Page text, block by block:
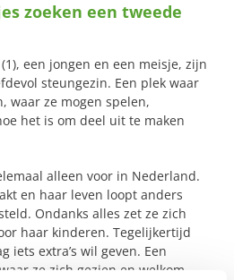
zoeken een tweede
een jongen en een meisje, zijn
steungezin. Een plek waar
waar ze mogen spelen,
het is om deel uit te maken
alleen voor in Nederland.
en haar leven loopt anders
Ondanks alles zet ze zich
haar kinderen. Tegelijkertijd
iets extra’s wil geven. Een
ze zich gezien en welkom